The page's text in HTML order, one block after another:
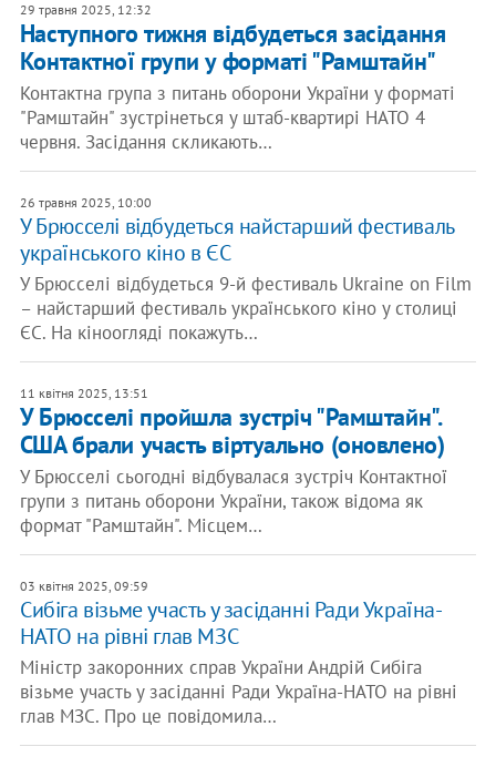
29 травня 2025, 12:32
Наступного тижня відбудеться засідання
Контактної групи у форматі "Рамштайн"
Контактна група з питань оборони України у форматі
"Рамштайн" зустрінеться у штаб-квартирі НАТО 4
червня. Засідання скликають…
26 травня 2025, 10:00
У Брюсселі відбудеться найстарший фестиваль
українського кіно в ЄС
У Брюсселі відбудеться 9-й фестиваль Ukraine on Film
– найстарший фестиваль українського кіно у столиці
ЄС. На кіноогляді покажуть…
11 квітня 2025, 13:51
У Брюсселі пройшла зустріч "Рамштайн".
США брали участь віртуально (оновлено)
У Брюсселі сьогодні відбувалася зустріч Контактної
групи з питань оборони України, також відома як
формат "Рамштайн". Місцем…
03 квітня 2025, 09:59
Сибіга візьме участь у засіданні Ради Україна-
НАТО на рівні глав МЗС
Міністр закоронних справ України Андрій Сибіга
візьме участь у засіданні Ради Україна-НАТО на рівні
глав МЗС. Про це повідомила…